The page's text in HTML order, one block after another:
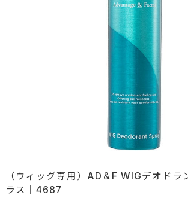
（ウィッグ専用）AD＆F WIGデオドラ
ラス｜4687